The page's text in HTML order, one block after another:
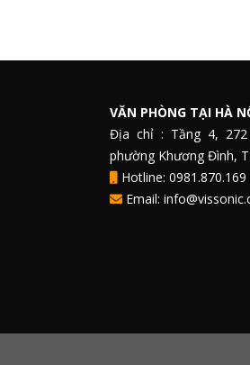
VĂN PHÒNG TẠI HÀ
Địa chỉ : Tầng 4, 272
phường Khương Đình,
Hotline: 0981.870.169
Email: